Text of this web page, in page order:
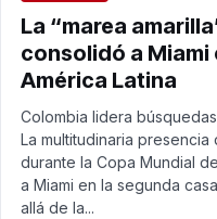
La “marea
consolidó a
América Latina
Colombia lidera
La multitudinaria presencia
durante la Copa Mundial
a Miami en la segunda
allá de la...